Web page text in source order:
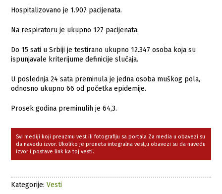
Hospitalizovano je 1.907 pacijenata.
Na respiratoru je ukupno 127 pacijenata.
Do 15 sati u Srbiji je testirano ukupno 12.347 osoba koja su
ispunjavale kriterijume definicije slučaja.
U poslednja 24 sata preminula je jedna osoba muškog pola,
odnosno ukupno 66 od početka epidemije.
Prosek godina preminulih je 64,3.
Svi mediji koji preuzmu vest ili fotografiju sa portala Za media u obavezi su
da navedu izvor. Ukoliko je preneta integralna vest,u obavezi su da navedu
izvor i postave link ka toj vesti.
Kategorije:Vesti